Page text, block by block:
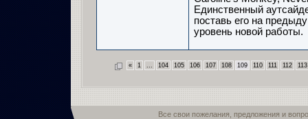
Единственный
поставь его на
уровень новой работы.
« 1 ... 104 105 106 107 108 109 110 111 112 113
Все свои пожелания, предложения и